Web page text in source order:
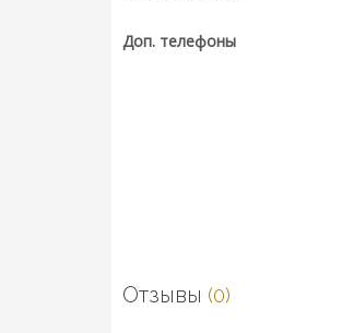
Доп. телефоны
Отзывы (0)